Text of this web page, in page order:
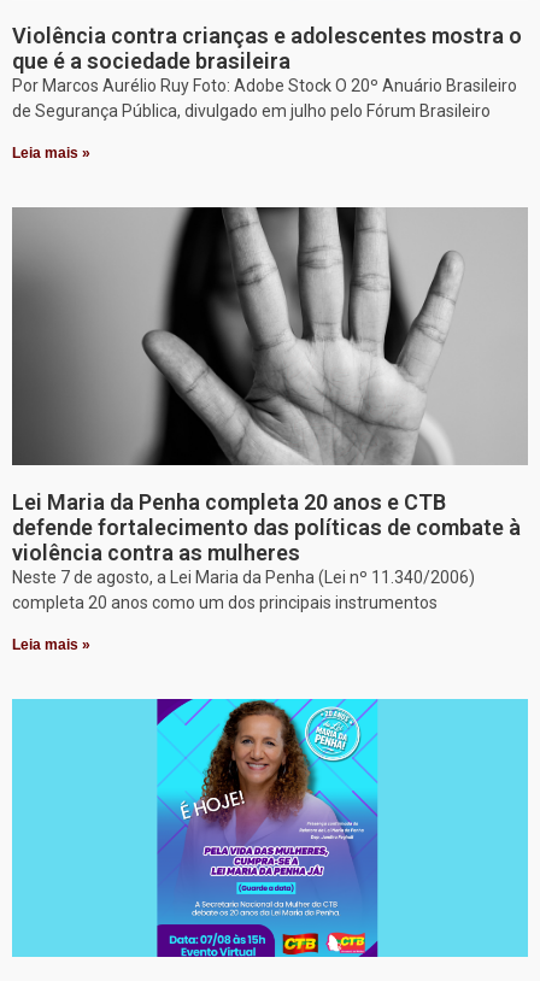
Violência contra crianças e adolescentes mostra o
que é a sociedade brasileira
Por Marcos Aurélio Ruy Foto: Adobe Stock O 20º Anuário Brasileiro
de Segurança Pública, divulgado em julho pelo Fórum Brasileiro
Leia mais »
Lei Maria da Penha completa 20 anos e CTB
defende fortalecimento das políticas de combate à
violência contra as mulheres
Neste 7 de agosto, a Lei Maria da Penha (Lei nº 11.340/2006)
completa 20 anos como um dos principais instrumentos
Leia mais »